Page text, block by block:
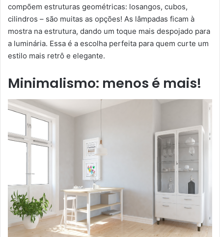
compõem estruturas geométricas: losangos, cubos,
cilindros – são muitas as opções! As lâmpadas ficam à
mostra na estrutura, dando um toque mais despojado para
a luminária. Essa é a escolha perfeita para quem curte um
estilo mais retrô e elegante.
Minimalismo: menos é mais!